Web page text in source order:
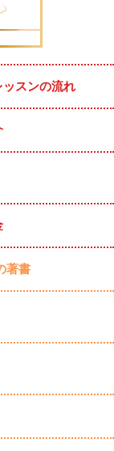
ッスンの流れ
著書